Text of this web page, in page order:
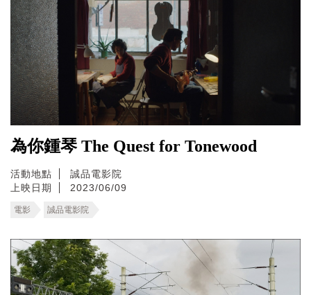
為你鍾琴 The Quest for Tonewood
活動地點
誠品電影院
上映日期
2023/06/09
電影 誠品電影院